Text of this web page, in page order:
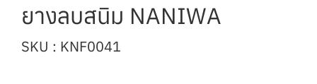
ยางลบสนิม NANIWA
SKU : KNF0041